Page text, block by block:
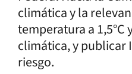
climática y la
temperatura a
climática, y publicar
riesgo.